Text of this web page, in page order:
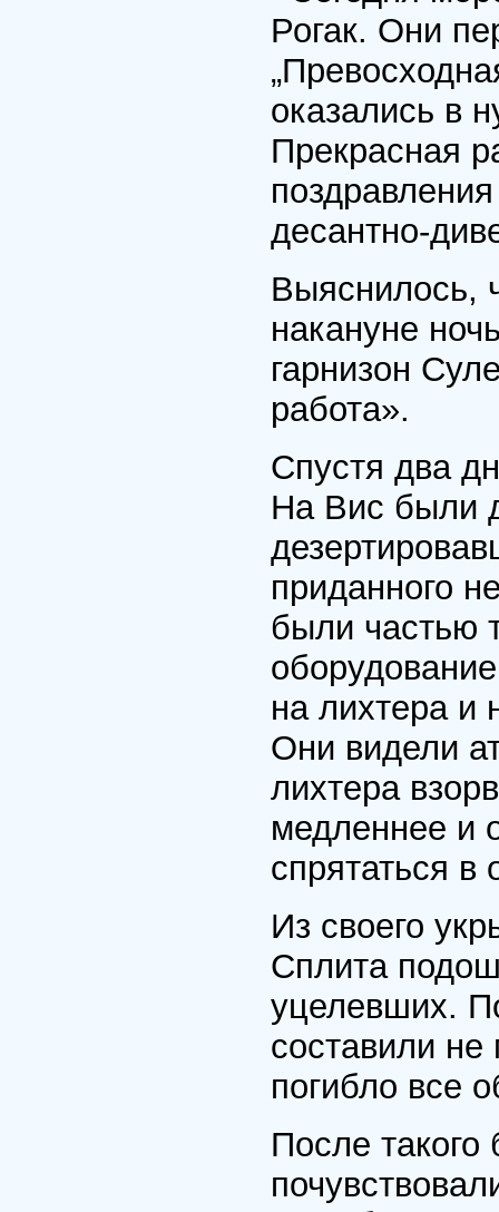
Рогак. Они
оказались в
Прекрасная
десантно-
Выяснилось,
накануне
гарнизон
работа».
Спустя два
На Вис были
приданного
были частью
на лихтера и
Они видели
лихтера
медленнее и
спрятаться в
Из своего
Сплита
уцелевших.
составили не
погибло все
После